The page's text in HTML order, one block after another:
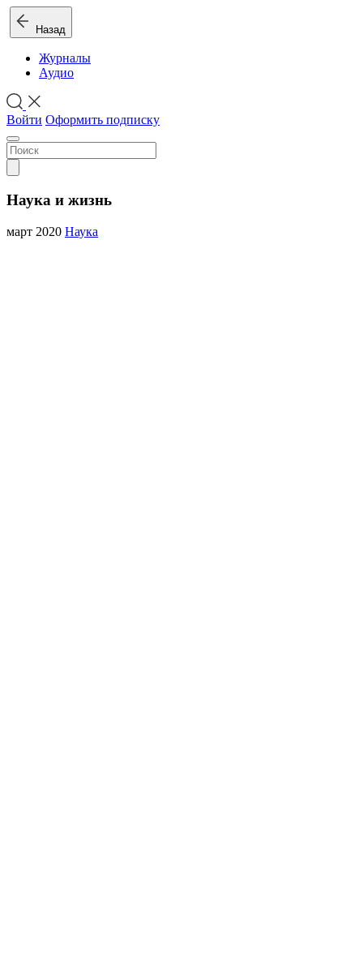
Назад
Журналы
Аудио
Войти Оформить подписку
Наука и жизнь
март 2020 Наука